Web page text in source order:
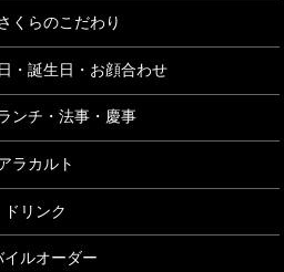
くらのこだわり
・誕生日・お顔合わせ
ンチ・法事・慶事
ラカルト
ドリンク
イルオーダー